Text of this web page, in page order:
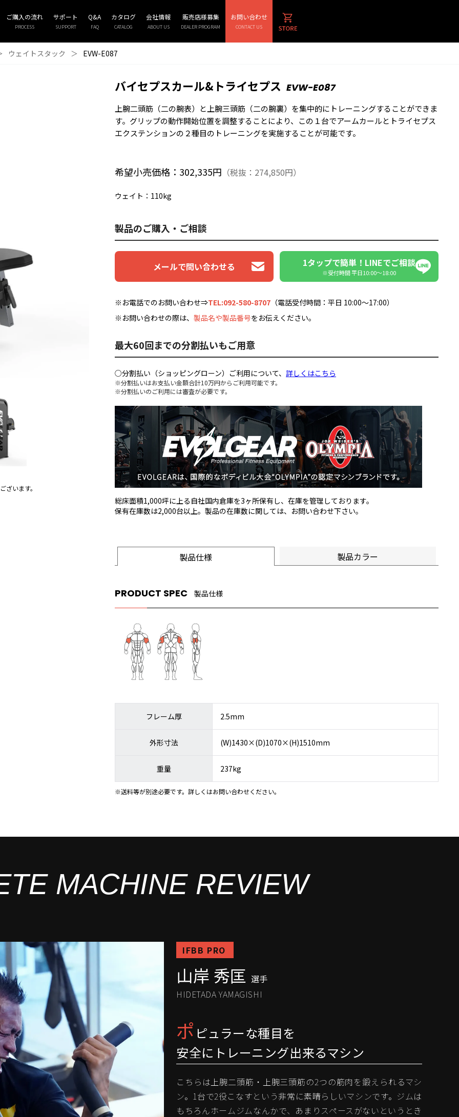
ご購入の流れ
PROCESS
サポート
SUPPORT
Q&A
FAQ
カタログ
CATALOG
会社情報
ABOUT US
販売店様募集
DEALER PROGRAM
お問い合わせ
CONTACT US
ウェイトスタック ＞ EVW-E087
います。
バイセプスカール&トライセプス EVW-E087
上腕二頭筋（二の腕表）と上腕三頭筋（二の腕裏）を集中的にトレーニングすることができま
す。グリップの動作開始位置を調整することにより、この１台でアームカールとトライセプス
エクステンションの２種目のトレーニングを実施することが可能です。
希望小売価格：302,335円 （税抜：274,850円）
ウェイト ：110kg
製品のご購入・ご相談
メールで問い合わせる 1タップで簡単！LINEでご相談
※受付時間 平日10:00〜18:00
※お電話でのお問い合わせ⇒TEL:092-580-8707 （電話受付時間：平日 10:00～17:00）
※お問い合わせの際は、 製品名や製品番号をお伝えください。
最大60回までの分割払いもご用意
○分割払い（ショッピングローン）ご利用について、 詳しくはこちら
※分割払いはお支払い金額合計10万円からご利用可能です。
※分割払いのご利用には審査が必要です。
総床面積1,000坪に上る自社国内倉庫を3ヶ所保有し、在庫を管理しております。
保有在庫数は2,000台以上。製品の在庫数に関しては、お問い合わせ下さい。
製品仕様 製品カラー
PRODUCT SPEC 製品仕様
フレーム厚 2.5mm
外形寸法 (W)1430×(D)1070×(H)1510mm
重量 237kg
※送料等が別途必要です。詳しくはお問い合わせください。
MACHINE REVIEW
IFBB PRO
山岸 秀匡 選手
HIDETADA YAMAGISHI
ポ ピュラーな種目を
安全にトレーニング出来るマシン
こちらは上腕二頭筋・上腕三頭筋の2つの筋肉を鍛えられるマシ
ン。1台で2役こなすという非常に素晴らしいマシンです。ジムは
もちろんホームジムなんかで、あまりスペースがないというとき